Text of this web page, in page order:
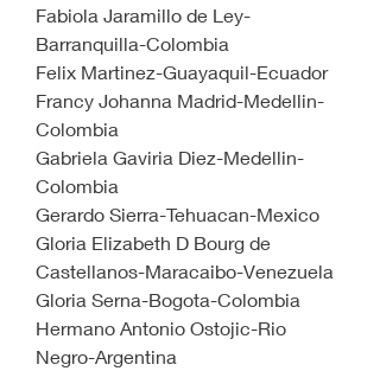
Fabiola Jaramillo de Ley-
Barranquilla-Colombia
Felix Martinez-Guayaquil-Ecuador
Francy Johanna Madrid-Medellin-
Colombia
Gabriela Gaviria Diez-Medellin-
Colombia
Gerardo Sierra-Tehuacan-Mexico
Gloria Elizabeth D Bourg de
Castellanos-Maracaibo-Venezuela
Gloria Serna-Bogota-Colombia
Hermano Antonio Ostojic-Rio
Negro-Argentina